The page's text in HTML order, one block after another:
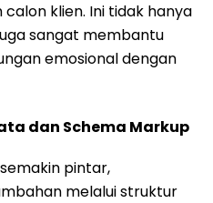
klien. Ini tidak hanya
sangat membantu
emosional dengan
dan Schema Markup
pintar,
melalui struktur